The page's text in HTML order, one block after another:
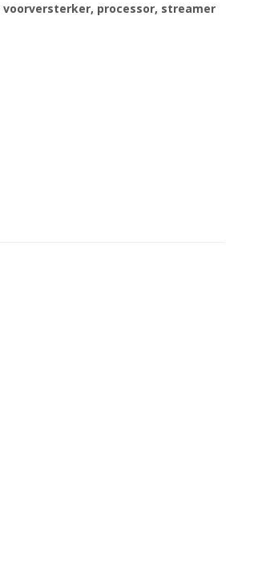
voorversterker, processor, streamer